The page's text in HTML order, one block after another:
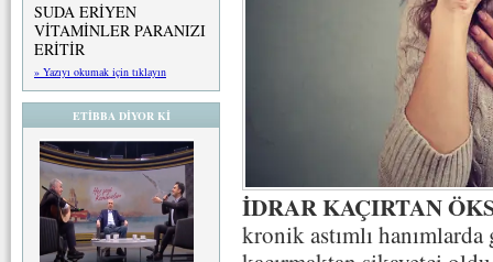
SUDA ERİYEN
VİTAMİNLER PARANIZI
ERİTİR
» Yazıyı okumak için tıklayın
ETİBBA DİYOR Kİ
İDRAR KAÇIRTAN
kronik astımlı